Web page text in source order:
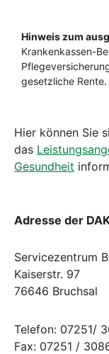
Hier können Sie
das
Gesundheit
Adresse der
Servicezentrum
Kaiserstr. 97
76646 Bruchsal
Telefon: 07251/
Fax: 07251 /